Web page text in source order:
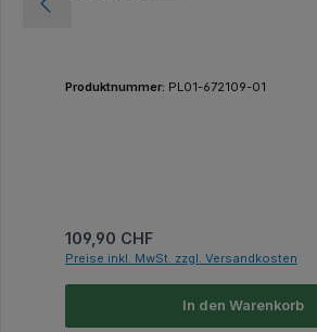
Produktnummer: PL01-672109-01
Regulärer Preis:
109,90 CHF
Preise inkl. MwSt. zzgl. Versandkosten
In den Warenkorb